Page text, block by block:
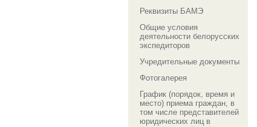
Реквизиты БАМЭ
Общие условия
деятельности белорусских
экспедиторов
Учредительные документы
Фотогалерея
График (порядок, время и
место) приема граждан, в
том числе представителей
юридических лиц в